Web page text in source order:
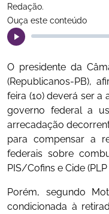
Redação.
Ouça este conteúdo
O presidente da
(Republicanos-PB),
feira (10) deverá ser
governo federal a
arrecadação
para compensar a
federais sobre
PIS/Cofins e Cide (PLP
Porém, segundo
condicionada à